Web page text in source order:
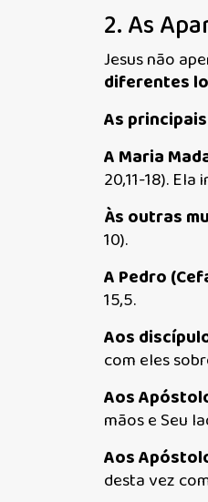
2. As
Jesus não
diferentes
As
A Maria
20,11-18).
Às outras
10).
A Pedro
15,5.
Aos
com eles
Aos
mãos e Seu
Aos
desta vez